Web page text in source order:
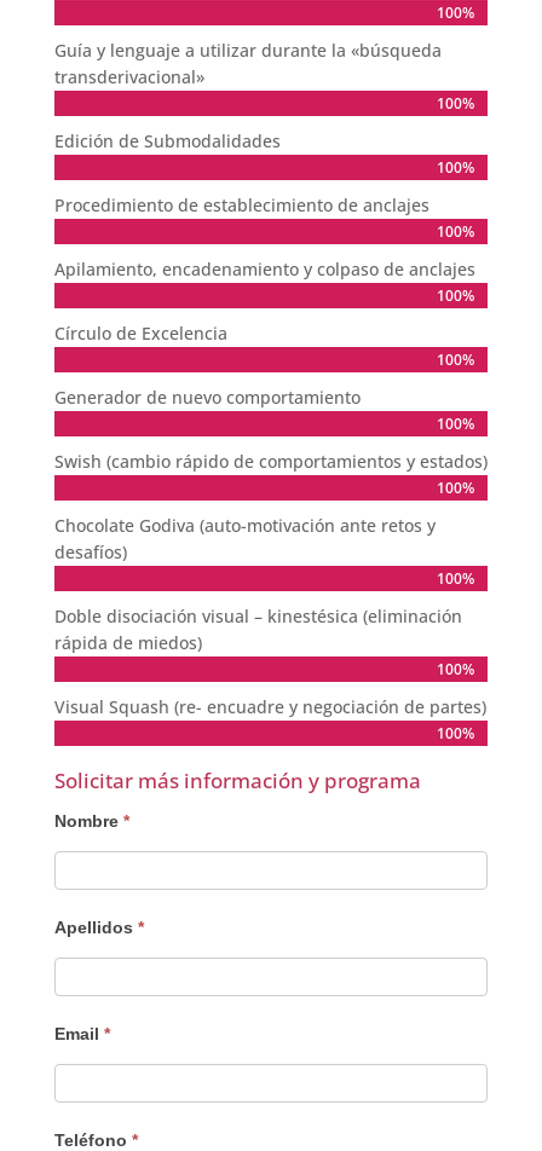
100%
100%
Guía y lenguaje a utilizar durante la «búsqueda
transderivacional»
100%
100%
Edición de Submodalidades
100%
100%
Procedimiento de establecimiento de anclajes
100%
100%
Apilamiento, encadenamiento y colpaso de anclajes
100%
100%
Círculo de Excelencia
100%
100%
Generador de nuevo comportamiento
100%
100%
Swish (cambio rápido de comportamientos y estados)
100%
100%
Chocolate Godiva (auto-motivación ante retos y
desafíos)
100%
100%
Doble disociación visual – kinestésica (eliminación
rápida de miedos)
100%
100%
Visual Squash (re- encuadre y negociación de partes)
100%
100%
Solicitar más información y programa
Interesado
Nombre *
Apellidos *
Email *
Teléfono *